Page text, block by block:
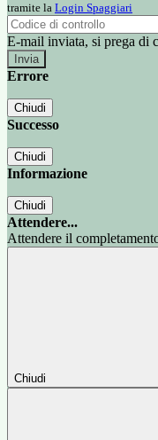
tramite la Login Spaggiari
E-mail inviata, si prega di
Errore
Chiudi
Successo
Chiudi
Informazione
Chiudi
Attendere...
Attendere il
Chiudi